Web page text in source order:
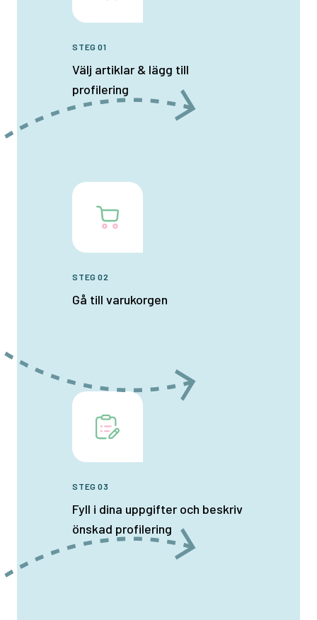
STEG 01
Välj artiklar & lägg till
profilering
STEG 02
Gå till varukorgen
STEG 03
Fyll i dina uppgifter och beskriv
önskad profilering